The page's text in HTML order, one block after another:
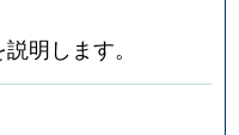
明します。